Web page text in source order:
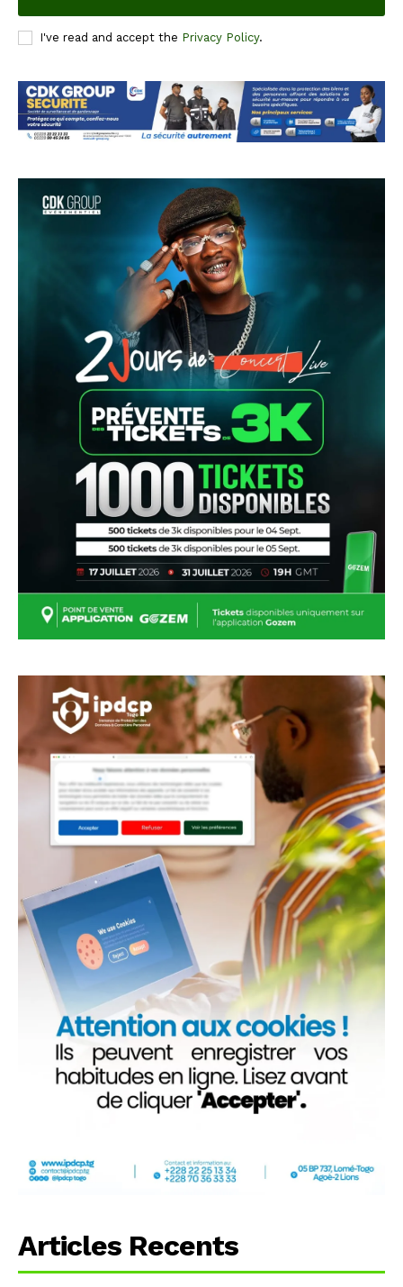
I've read and accept the Privacy Policy.
Articles Recents